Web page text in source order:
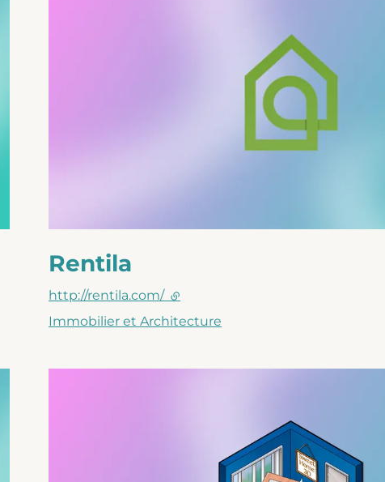
Rentila
http://rentila.com/ (lien externe)
Immobilier et Architecture